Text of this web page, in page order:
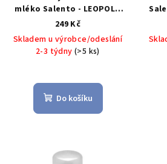
mléko Salento - LEOPOLD
VIENNA
249 Kč
Skladem u výrobce/odeslání
2-3 týdny(>5 ks)
Do košíku